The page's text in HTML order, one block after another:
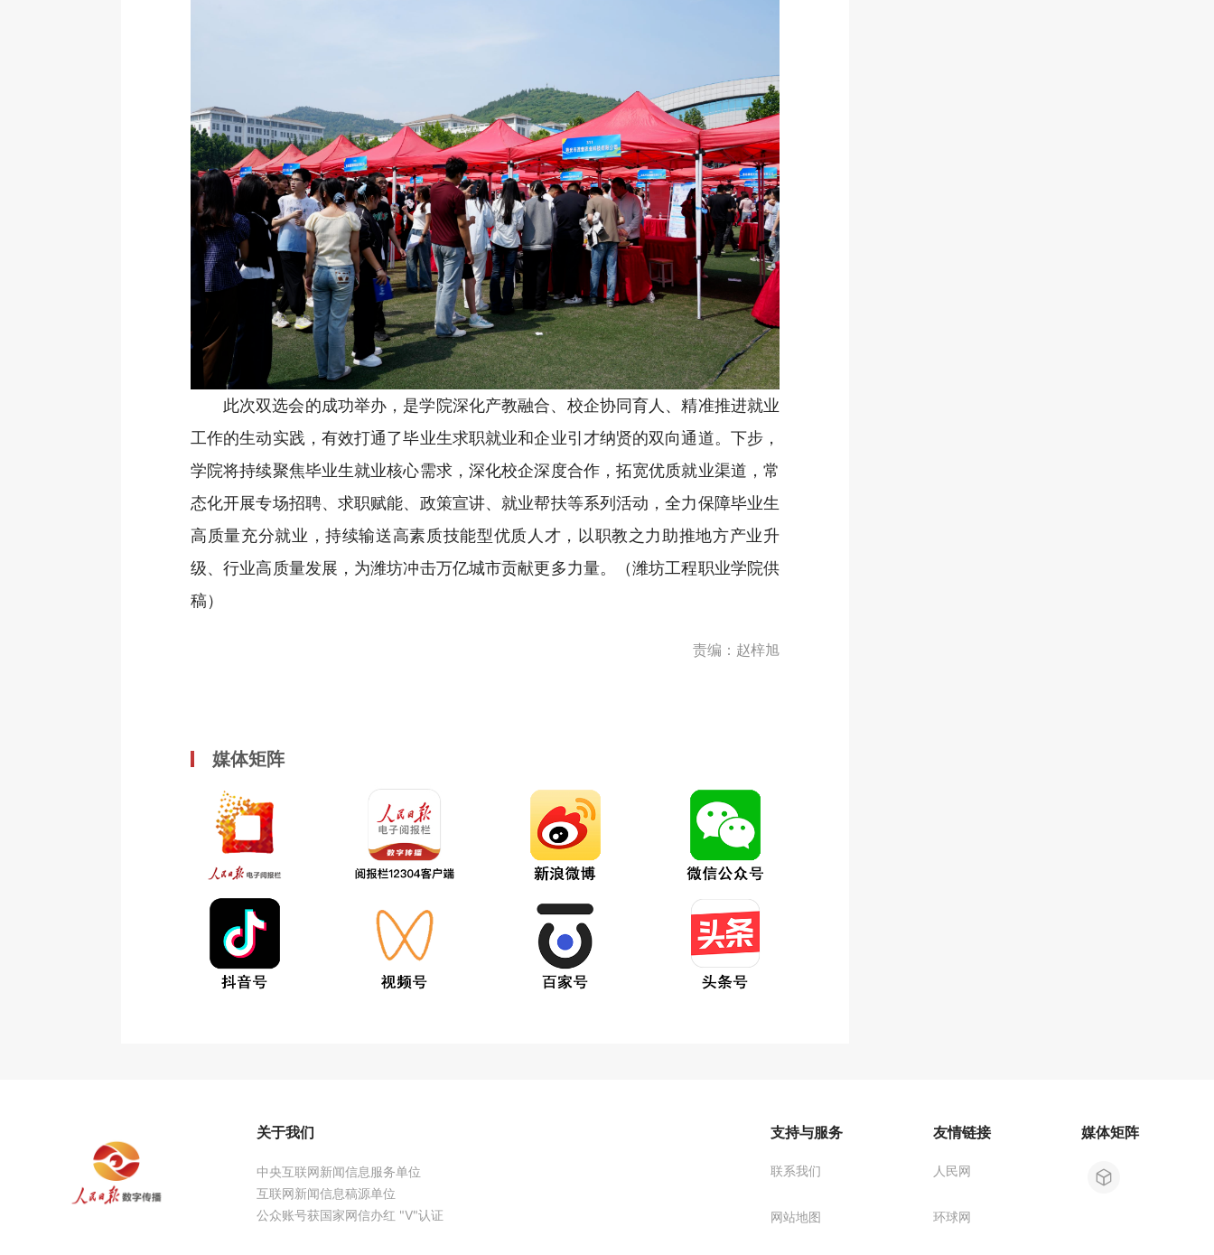
此次双选会的成功举办，是学院深化产教融合、校企协同育人、精准推进就业
工作的生动实践，有效打通了毕业生求职就业和企业引才纳贤的双向通道。下步，
学院将持续聚焦毕业生就业核心需求，深化校企深度合作，拓宽优质就业渠道，常
态化开展专场招聘、求职赋能、政策宣讲、就业帮扶等系列活动，全力保障毕业生
高质量充分就业，持续输送高素质技能型优质人才，以职教之力助推地方产业升
级、行业高质量发展，为潍坊冲击万亿城市贡献更多力量。
（潍坊工程职业学院供
稿）
责编：赵梓旭
媒体矩阵
关于我们
中央互联网新闻信息服务单位
互联网新闻信息稿源单位
公众账号获国家网信办红 "V"认证
支持与服务
联系我们
网站地图
友情链接
人民网
环球网
媒体矩阵